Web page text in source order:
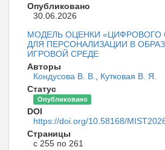
Опубликовано
30.06.2026
МОДЕЛЬ ОЦЕНКИ «ЦИФРОВОГО
ДЛЯ ПЕРСОНАЛИЗАЦИИ В
ИГРОВОЙ СРЕДЕ
Авторы
Кондусова В. В.
Кутковая В. Я.
Статус
Опубликовано
DOI
https://doi.org/10.58168/
Страницы
с 255 по 261